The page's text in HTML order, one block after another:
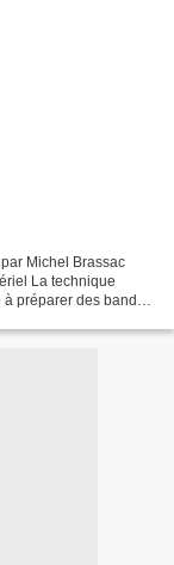
Michel Brassac
La technique
préparer des bandes